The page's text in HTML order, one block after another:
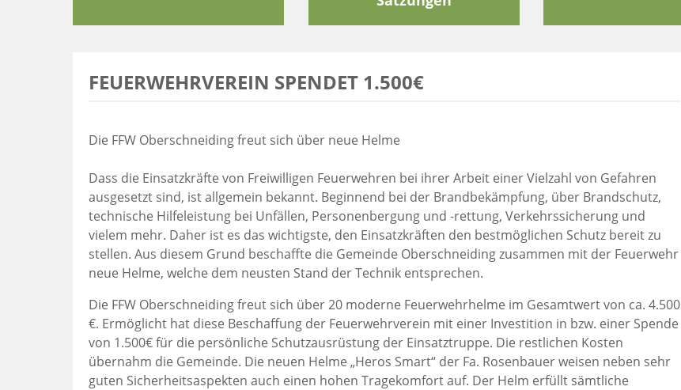
FEUERWEHRVEREIN SPENDET 1.500€
Die FFW Oberschneiding freut sich über neue Helme
Dass die Einsatzkräfte von Freiwilligen Feuerwehren bei ihrer Arbeit einer Vielzahl von Gefahren
ausgesetzt sind, ist allgemein bekannt. Beginnend bei der Brandbekämpfung, über Brandschutz,
technische Hilfeleistung bei Unfällen, Personenbergung und -rettung, Verkehrssicherung und
vielem mehr. Daher ist es das wichtigste, den Einsatzkräften den bestmöglichen Schutz bereit zu
stellen. Aus diesem Grund beschaffte die Gemeinde Oberschneiding zusammen mit der Feuerwehr
neue Helme, welche dem neusten Stand der Technik entsprechen.
Die FFW Oberschneiding freut sich über 20 moderne Feuerwehrhelme im Gesamtwert von ca. 4.500
€. Ermöglicht hat diese Beschaffung der Feuerwehrverein mit einer Investition in bzw. einer Spende
von 1.500€ für die persönliche Schutzausrüstung der Einsatztruppe. Die restlichen Kosten
übernahm die Gemeinde. Die neuen Helme „Heros Smart“ der Fa. Rosenbauer weisen neben sehr
guten Sicherheitsaspekten auch einen hohen Tragekomfort auf. Der Helm erfüllt sämtliche